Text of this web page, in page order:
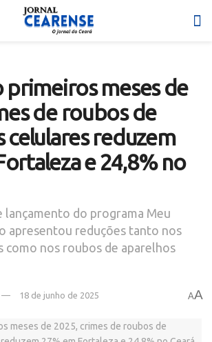
primeiros meses de
de roubos de
celulares reduzem
e 24,8% no
lançamento do programa Meu
apresentou reduções tanto nos
como nos roubos de aparelhos
18 de junho de 2025 AA